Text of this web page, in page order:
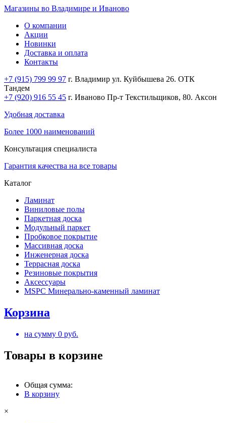
Магазины во Владимире и Иваново
О компании
Акции
Новинки
Доставка и оплата
Контакты
+7 (915) 799 99 97 г. Владимир ул. Куйбышева 26. ОТК
Тандем
+7 (920) 916 55 45 г. Иваново Пр-т Текстильщиков, 80. Аксон
Удобная доставка
Более 1000 наименований
Консультация специалиста
Гарантия качества на все товары
Каталог
Ламинат
Виниловые полы
Паркетная доска
Модульный паркет
Пробковое покрытие
Массивная доска
Инженерная доска
Террасная доска
Резиновые покрытия
Аксессуары
MSPC Минерально-каменный ламинат
Корзина
на сумму 0 руб.
Товары в корзине
Общая сумма:
В корзину
×